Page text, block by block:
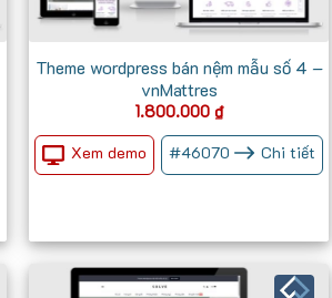
Theme wordpress bán nệm mẫu số 4 –
vnMattres
1.800.000 ₫
Xem demo
#46070 Chi tiết